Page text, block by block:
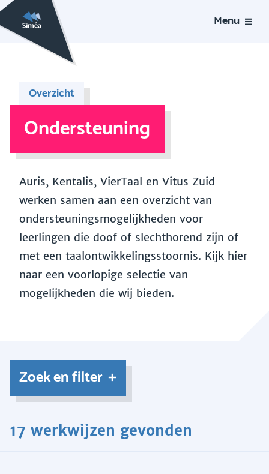
Menu
Overzicht
Ondersteuning
Auris, Kentalis, VierTaal en Vitus Zuid
werken samen aan een overzicht van
ondersteuningsmogelijkheden voor
leerlingen die doof of slechthorend zijn of
met een taalontwikkelingsstoornis. Kijk hier
naar een voorlopige selectie van
mogelijkheden die wij bieden.
Zoek en filter
17 werkwijzen gevonden